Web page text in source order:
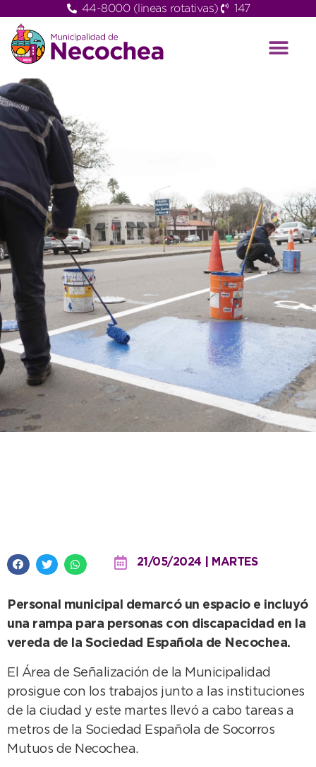
44-8000 (lineas rotativas) 147
21/05/2024 | MARTES
Personal municipal demarcó un espacio e incluyó
una rampa para personas con discapacidad en la
vereda de la Sociedad Española de Necochea.
El Área de Señalización de la Municipalidad
prosigue con los trabajos junto a las instituciones
de la ciudad y este martes llevó a cabo tareas a
metros de la Sociedad Española de Socorros
Mutuos de Necochea.